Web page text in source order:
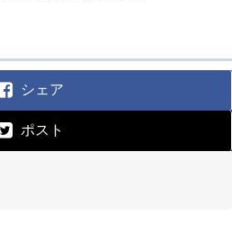
シェア
ポスト